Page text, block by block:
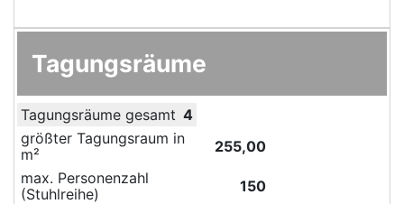
Tagungsräume
Tagungsräume gesamt 4
größter Tagungsraum in
m²
255,00
max. Personenzahl
(Stuhlreihe)
150